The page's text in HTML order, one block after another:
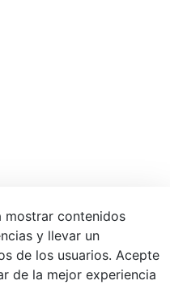
Donostia / San Sebastián
mostrar contenidos
y llevar un
de los usuarios. Acepte
de la mejor experiencia